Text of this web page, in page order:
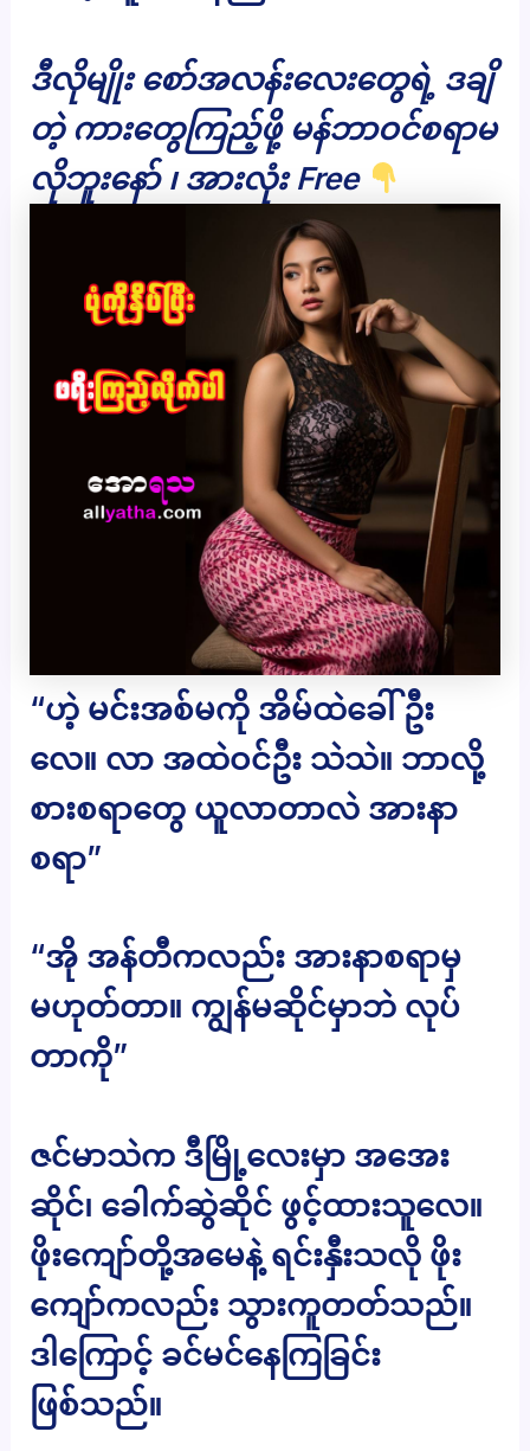
ဒီလိုမျိုး စော်အလန်းလေးတွေရဲ့ ဒချိ
တဲ့ ကားတွေကြည့်ဖို့ မန်ဘာဝင်စရာမ
လိုဘူးနော် ၊ အားလုံး Free
“ဟဲ့ မင်းအစ်မကို အိမ်ထဲခေါ်ဦး
လေ။ လာ အထဲဝင်ဦး သဲသဲ။ ဘာလို့
စားစရာတွေ ယူလာတာလဲ အားနာ
စရာ”
“အို အန်တီကလည်း အားနာစရာမှ
မဟုတ်တာ။ ကျွန်မဆိုင်မှာဘဲ လုပ်
တာကို”
ဇင်မာသဲက ဒီမြို့လေးမှာ အအေး
ဆိုင်၊ ခေါက်ဆွဲဆိုင် ဖွင့်ထားသူလေ။
ဖိုးကျော်တို့အမေနဲ့ ရင်းနှီးသလို ဖိုး
ကျော်ကလည်း သွားကူတတ်သည်။
ဒါကြောင့် ခင်မင်နေကြခြင်း
ဖြစ်သည်။